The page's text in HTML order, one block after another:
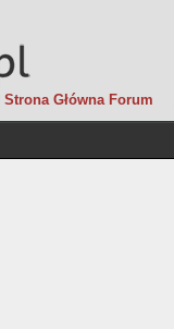
Strona Główna Forum